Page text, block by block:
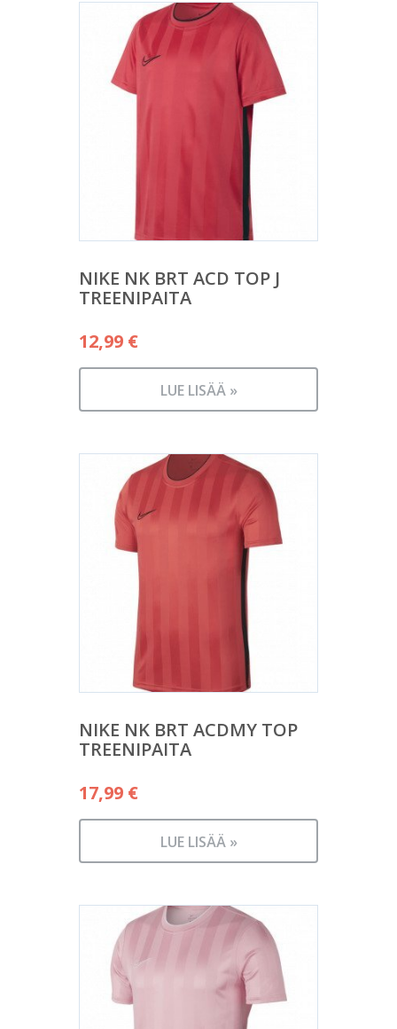
NIKE NK BRT ACD TOP J
TREENIPAITA
12,99 €
LUE LISÄÄ »
NIKE NK BRT ACDMY TOP
TREENIPAITA
17,99 €
LUE LISÄÄ »